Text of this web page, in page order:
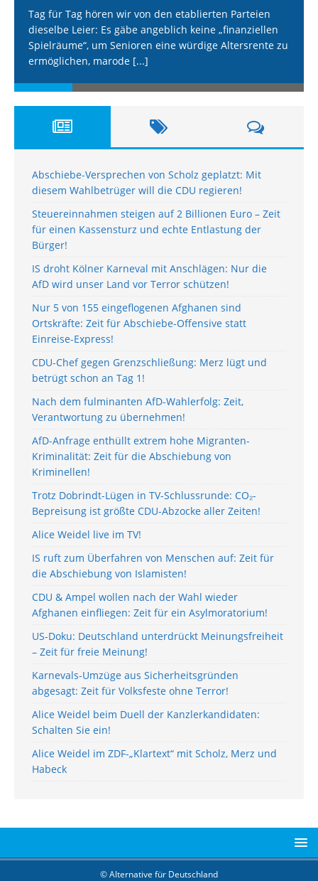
Tag für Tag hören wir von den etablierten Parteien
dieselbe Leier: Es gäbe angeblich keine „finanziellen
Spielräume“, um Senioren eine würdige Altersrente zu
ermöglichen, marode [...]
Abschiebe-Versprechen von Scholz geplatzt: Mit
diesem Wahlbetrüger will die CDU regieren!
Steuereinnahmen steigen auf 2 Billionen Euro – Zeit
für einen Kassensturz und echte Entlastung der
Bürger!
IS droht Kölner Karneval mit Anschlägen: Nur die
AfD wird unser Land vor Terror schützen!
Nur 5 von 155 eingeflogenen Afghanen sind
Ortskräfte: Zeit für Abschiebe-Offensive statt
Einreise-Express!
CDU-Chef gegen Grenzschließung: Merz lügt und
betrügt schon an Tag 1!
Nach dem fulminanten AfD-Wahlerfolg: Zeit,
Verantwortung zu übernehmen!
AfD-Anfrage enthüllt extrem hohe Migranten-
Kriminalität: Zeit für die Abschiebung von
Kriminellen!
Trotz Dobrindt-Lügen in TV-Schlussrunde: CO₂-
Bepreisung ist größte CDU-Abzocke aller Zeiten!
Alice Weidel live im TV!
IS ruft zum Überfahren von Menschen auf: Zeit für
die Abschiebung von Islamisten!
CDU & Ampel wollen nach der Wahl wieder
Afghanen einfliegen: Zeit für ein Asylmoratorium!
US-Doku: Deutschland unterdrückt Meinungsfreiheit
– Zeit für freie Meinung!
Karnevals-Umzüge aus Sicherheitsgründen
abgesagt: Zeit für Volksfeste ohne Terror!
Alice Weidel beim Duell der Kanzlerkandidaten:
Schalten Sie ein!
Alice Weidel im ZDF-„Klartext“ mit Scholz, Merz und
Habeck
© Alternative für Deutschland